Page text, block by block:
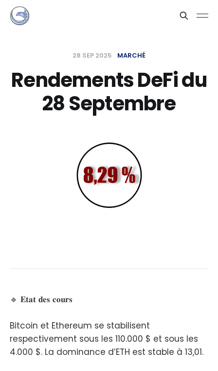
28 SEP 2025 MARCHÉ
Rendements DeFi du
28 Septembre
🔹 𝐄𝐭𝐚𝐭 𝐝𝐞𝐬 𝐜𝐨𝐮𝐫𝐬
Bitcoin et Ethereum se stabilisent
respectivement sous les 110.000 $ et sous les
4.000 $. La dominance d’ETH est stable à 13,01.